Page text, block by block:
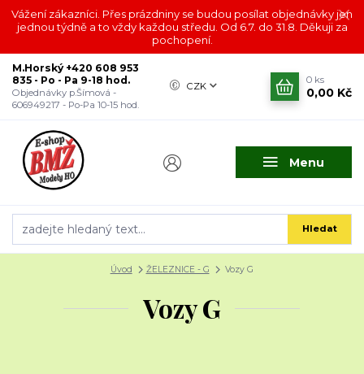
Vážení zákazníci. Přes prázdniny se budou posílat objednávky jen
jednou týdně a to vždy každou středu. Od 6.7. do 31.8. Děkuji za
pochopení.
Menu
CZK
Hledat
M.Horský +420 608 953
835 - Po - Pa 9-18 hod.
Objednávky p.Šímová -
606949217 - Po-Pa 10-15 hod.
0 ks
0,00 Kč
Úvod ŽELEZNICE - G Vozy G
Vozy G